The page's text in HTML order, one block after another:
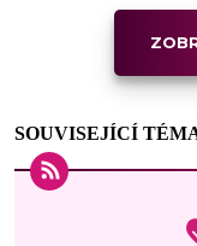
SOUVISEJÍCÍ